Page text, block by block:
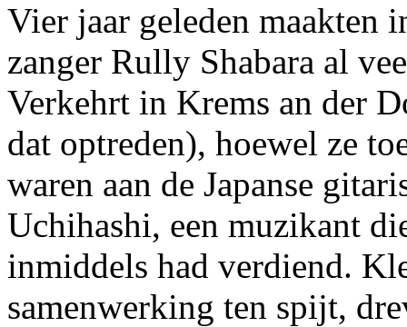
Vier jaar geleden maakten
zanger Rully Shabara al
Verkehrt in Krems an der
dat optreden), hoewel ze
waren aan de Japanse
Uchihashi, een muzikant
inmiddels had verdiend.
samenwerking ten spijt,